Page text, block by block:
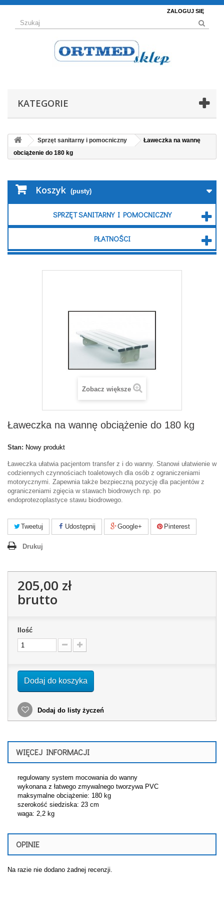
ZALOGUJ SIĘ
KATEGORIE
Sprzęt sanitarny i pomocniczny
Ławeczka na wannę
obciążenie do 180 kg
Koszyk (pusty)
SPRZĘT SANITARNY I POMOCNICZNY
PŁATNOŚCI
Zobacz większe
Ławeczka na wannę obciążenie do 180 kg
Stan: Nowy produkt
Ławeczka ułatwia pacjentom transfer z i do wanny. Stanowi ułatwienie w
codziennych czynnościach toaletowych dla osób z ograniczeniami
motorycznymi. Zapewnia także bezpieczną pozycję dla pacjentów z
ograniczeniami zgięcia w stawach biodrowych np. po
endoprotezoplastyce stawu biodrowego.
Tweetuj Udostępnij Google+ Pinterest
Drukuj
205,00 zł
brutto
Ilość
Dodaj do koszyka
Dodaj do listy życzeń
WIĘCEJ INFORMACJI
regulowany system mocowania do wanny
wykonana z łatwego zmywalnego tworzywa PVC
maksymalne obciążenie: 180 kg
szerokość siedziska: 23 cm
waga: 2,2 kg
OPINIE
Na razie nie dodano żadnej recenzji.